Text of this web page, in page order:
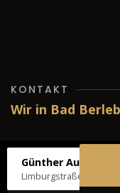
KONTAKT
Wir in Bad
Günther Autos &
Limburgstraße 39,